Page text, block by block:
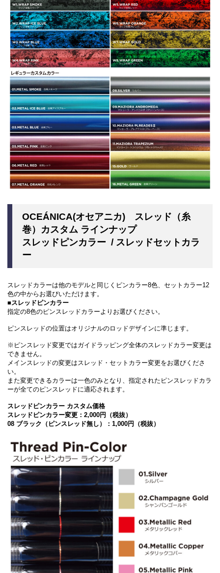
OCEÁNICA(オセアニカ) スレッド（糸
巻）カスタム ラインナップ
スレッドピンカラー / スレッドセットカラ
ー
スレッドカラーは他のモデルと同じくピンカラー8色、セットカラー12
色の中からお選びいただけます。
■スレッドピンカラー
指定の8色のピンスレッドカラーよりお選びください。
ピンスレッドの位置はオリジナルのロッドデザインに準じます。
※ピンスレッド変更ではガイドラッピング全体のスレッドカラー変更は
できません。
メインスレッドの変更はスレッド・セットカラー変更をお選びくださ
い。
また変更できるカラーは一色のみとなり、指定されたピンスレッドカラ
ーが全てのピンスレッドに適応されます。
スレッドピンカラー カスタム価格
スレッドピンカラー変更：2,000円（税抜）
08 ブラック（ピンスレッド無し）：1,000円（税抜）